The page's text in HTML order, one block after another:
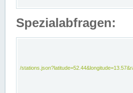
Spezialabfragen:
/